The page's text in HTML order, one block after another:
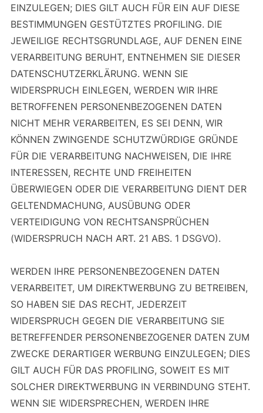
EINZULEGEN; DIES GILT AUCH FÜR EIN AUF DIESE
BESTIMMUNGEN GESTÜTZTES PROFILING. DIE
JEWEILIGE RECHTSGRUNDLAGE, AUF DENEN EINE
VERARBEITUNG BERUHT, ENTNEHMEN SIE DIESER
DATENSCHUTZERKLÄRUNG. WENN SIE
WIDERSPRUCH EINLEGEN, WERDEN WIR IHRE
BETROFFENEN PERSONENBEZOGENEN DATEN
NICHT MEHR VERARBEITEN, ES SEI DENN, WIR
KÖNNEN ZWINGENDE SCHUTZWÜRDIGE GRÜNDE
FÜR DIE VERARBEITUNG NACHWEISEN, DIE IHRE
INTERESSEN, RECHTE UND FREIHEITEN
ÜBERWIEGEN ODER DIE VERARBEITUNG DIENT DER
GELTENDMACHUNG, AUSÜBUNG ODER
VERTEIDIGUNG VON RECHTSANSPRÜCHEN
(WIDERSPRUCH NACH ART. 21 ABS. 1 DSGVO).
WERDEN IHRE PERSONENBEZOGENEN DATEN
VERARBEITET, UM DIREKTWERBUNG ZU BETREIBEN,
SO HABEN SIE DAS RECHT, JEDERZEIT
WIDERSPRUCH GEGEN DIE VERARBEITUNG SIE
BETREFFENDER PERSONENBEZOGENER DATEN ZUM
ZWECKE DERARTIGER WERBUNG EINZULEGEN; DIES
GILT AUCH FÜR DAS PROFILING, SOWEIT ES MIT
SOLCHER DIREKTWERBUNG IN VERBINDUNG STEHT.
WENN SIE WIDERSPRECHEN, WERDEN IHRE